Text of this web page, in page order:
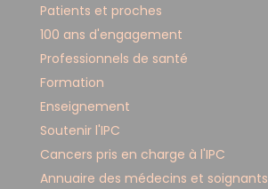
Patients et proches
100 ans d'engagement
Professionnels de santé
Formation
Enseignement
Soutenir l'IPC
Cancers pris en charge à l'IPC
Annuaire des médecins et soignants